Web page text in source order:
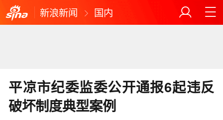
新浪新闻 国内
平凉市纪委监委公开通报6起违反
破坏制度典型案例